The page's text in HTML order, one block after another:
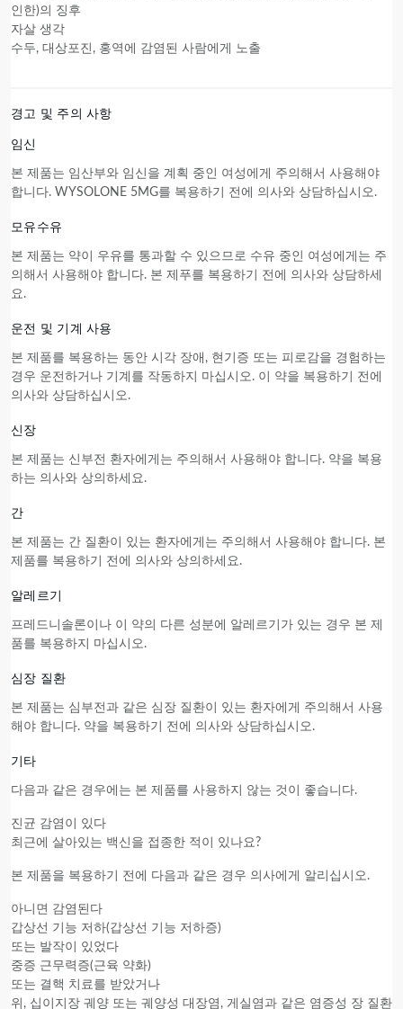
인한)의 징후
자살 생각
수두, 대상포진, 홍역에 감염된 사람에게 노출
경고 및 주의 사항
임신
본 제품는 임산부와 임신을 계획 중인 여성에게 주의해서 사용해야
합니다. WYSOLONE 5MG를 복용하기 전에 의사와 상담하십시오.
모유수유
본 제품는 약이 우유를 통과할 수 있으므로 수유 중인 여성에게는 주
의해서 사용해야 합니다. 본 제푸를 복용하기 전에 의사와 상담하세
요.
운전 및 기계 사용
본 제품를 복용하는 동안 시각 장애, 현기증 또는 피로감을 경험하는
경우 운전하거나 기계를 작동하지 마십시오. 이 약을 복용하기 전에
의사와 상담하십시오.
신장
본 제품는 신부전 환자에게는 주의해서 사용해야 합니다. 약을 복용
하는 의사와 상의하세요.
간
본 제품는 간 질환이 있는 환자에게는 주의해서 사용해야 합니다. 본
제품를 복용하기 전에 의사와 상의하세요.
알레르기
프레드니솔론이나 이 약의 다른 성분에 알레르기가 있는 경우 본 제
품를 복용하지 마십시오.
심장 질환
본 제품는 심부전과 같은 심장 질환이 있는 환자에게 주의해서 사용
해야 합니다. 약을 복용하기 전에 의사와 상담하십시오.
기타
다음과 같은 경우에는 본 제품를 사용하지 않는 것이 좋습니다.
진균 감염이 있다
최근에 살아있는 백신을 접종한 적이 있나요?
본 제품을 복용하기 전에 다음과 같은 경우 의사에게 알리십시오.
아니면 감염된다
갑상선 기능 저하(갑상선 기능 저하증)
또는 발작이 있었다
중증 근무력증(근육 약화)
또는 결핵 치료를 받았거나
위, 십이지장 궤양 또는 궤양성 대장염, 게실염과 같은 염증성 장 질환